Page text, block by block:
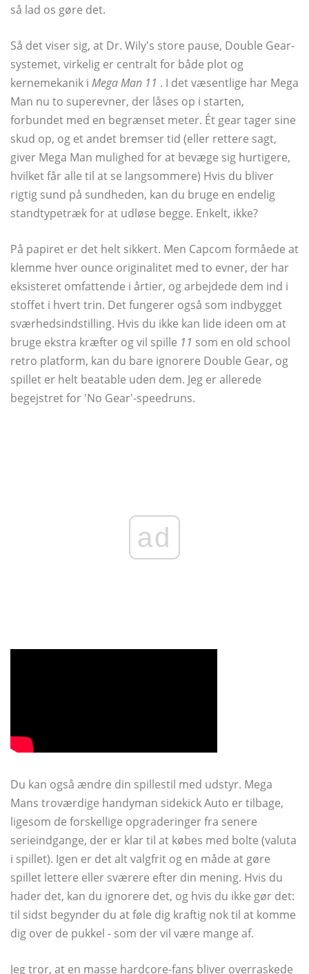
så lad os gøre det.
Så det viser sig, at Dr. Wily's store pause, Double Gear-
systemet, virkelig er centralt for både plot og
kernemekanik i Mega Man 11 . I det væsentlige har Mega
Man nu to superevner, der låses op i starten,
forbundet med en begrænset meter. Ét gear tager sine
skud op, og et andet bremser tid (eller rettere sagt,
giver Mega Man mulighed for at bevæge sig hurtigere,
hvilket får alle til at se langsommere) Hvis du bliver
rigtig sund på sundheden, kan du bruge en endelig
standtypetræk for at udløse begge. Enkelt, ikke?
På papiret er det helt sikkert. Men Capcom formåede at
klemme hver ounce originalitet med to evner, der har
eksisteret omfattende i årtier, og arbejdede dem ind i
stoffet i hvert trin. Det fungerer også som indbygget
sværhedsindstilling. Hvis du ikke kan lide ideen om at
bruge ekstra kræfter og vil spille 11 som en old school
retro platform, kan du bare ignorere Double Gear, og
spillet er helt beatable uden dem. Jeg er allerede
begejstret for 'No Gear'-speedruns.
ad
Du kan også ændre din spillestil med udstyr. Mega
Mans troværdige handyman sidekick Auto er tilbage,
ligesom de forskellige opgraderinger fra senere
serieindgange, der er klar til at købes med bolte (valuta
i spillet). Igen er det alt valgfrit og en måde at gøre
spillet lettere eller sværere efter din mening. Hvis du
hader det, kan du ignorere det, og hvis du ikke gør det:
til sidst begynder du at føle dig kraftig nok til at komme
dig over de pukkel - som der vil være mange af.
Jeg tror, ​​at en masse hardcore-fans bliver overraskede